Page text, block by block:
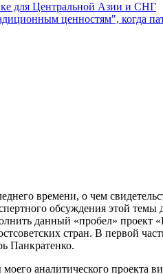
для Центральной Азии и СНГ
ценностям", когда
времени, о чем
обсуждения этой темы
данный «пробел» проект
стран. В первой
Панкратенко.
аналитического проекта